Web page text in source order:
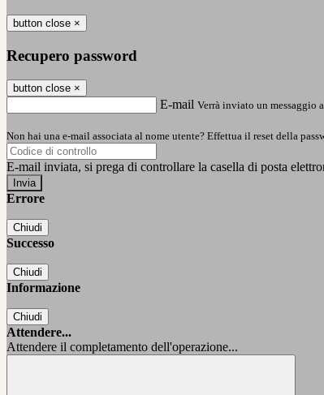
button close ×
Recupero password
button close ×
E-mail Verrà inviato un messaggio
Non hai una e-mail associata al nome utente? Effettua il reset della
E-mail inviata, si prega di controllare la casella di posta
Errore
Chiudi
Successo
Chiudi
Informazione
Chiudi
Attendere...
Attendere il completamento dell'operazione...